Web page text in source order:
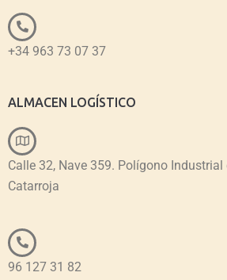
+34 963 73 07 37
ALMACEN LOGÍSTICO
Calle 32, Nave 359. Polígono
Catarroja
96 127 31 82